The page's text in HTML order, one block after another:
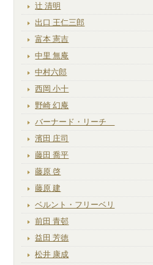
辻 清明
出口 王仁三郎
富本 憲吉
中里 無庵
中村六郎
西岡 小十
野崎 幻庵
バーナード・リーチ
濱田 庄司
藤田 喬平
藤原 啓
藤原 建
ベルント・フリーベリ
前田 青邨
益田 芳徳
松井 康成